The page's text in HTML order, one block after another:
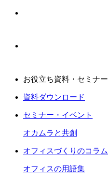
お役立ち資料・セミナー
資料ダウンロード
セミナー・イベント
オカムラと共創
オフィスづくりのコラム
オフィスの用語集